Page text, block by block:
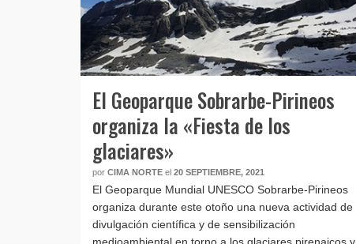
El Geoparque Sobrarbe-Pirineos
organiza la «Fiesta de los
glaciares»
por CIMA NORTE el 20 SEPTIEMBRE, 2021
El Geoparque Mundial UNESCO Sobrarbe-Pirineos
organiza durante este otoño una nueva actividad de
divulgación científica y de sensibilización